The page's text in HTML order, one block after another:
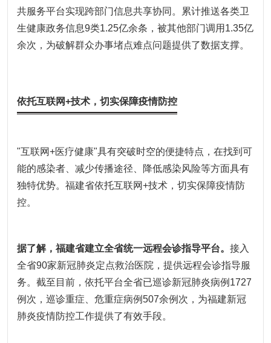
共服务平台实现跨部门信息共享协同。累计推送各类卫
生健康政务信息9类1.25亿余条，被其他部门调用1.35亿
余次，为破解群众办事堵点难点问题提供了数据支撑。
依托互联网+技术，切实保障疫情防控
"互联网+医疗健康"具有突破时空的便捷特点，在找到可
能的感染者、减少传播途径、降低感染风险等方面具有
独特优势。福建省依托互联网+技术，切实保障疫情防
控。
据了解，福建省建立全省统一远程会诊指导平台。 接入
全省90家新冠肺炎定点救治医院，提供远程会诊指导服
务。截至目前，依托平台全省已巡诊新冠肺炎病例1727
例次，巡诊重症、危重症病例507余例次，为福建新冠
肺炎疫情防控工作提供了有效手段。